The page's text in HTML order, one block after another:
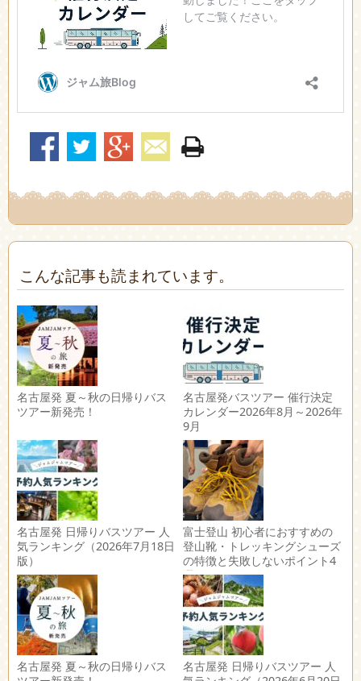
こんな記事も読まれています。
名古屋発 夏～秋の日帰りバス
ツアー新発売！
名古屋発バスツアー 催行決定
カレンダー2026年8月～2026年
9月
名古屋発 日帰りバスツアー 人
気ランキング（2026年7月18日
版）
富士登山 初心者におすすめの
登山靴・トレッキングシューズ
の特徴と失敗しないポイント4
選
名古屋発 夏～秋の日帰りバス
名古屋発 日帰りバスツアー 人